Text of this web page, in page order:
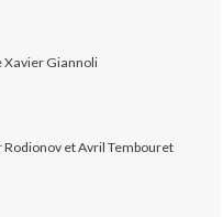
Xavier Giannoli
Rodionov et Avril Tembouret